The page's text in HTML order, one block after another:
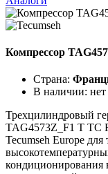
Компрессор
Страна:
В наличии: нет
Трехцилиндровый
TAG4573Z_F1 T TC
Tecumseh Europe
кондиционирования